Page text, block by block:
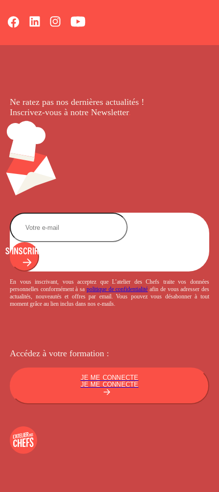
Ne ratez pas nos dernières actualités !
Inscrivez-vous à notre Newsletter.
S'INSCRIRE
En vous inscrivant, vous acceptez que L’atelier des Chefs traite vos données
personnelles conformément à sa politique de confidentialité afin de vous adresser des
actualités, nouveautés et offres par email. Vous pouvez vous désabonner à tout
moment grâce au lien inclus dans nos e-mails.
Accédez à votre formation :
JE ME CONNECTE
JE ME CONNECTE